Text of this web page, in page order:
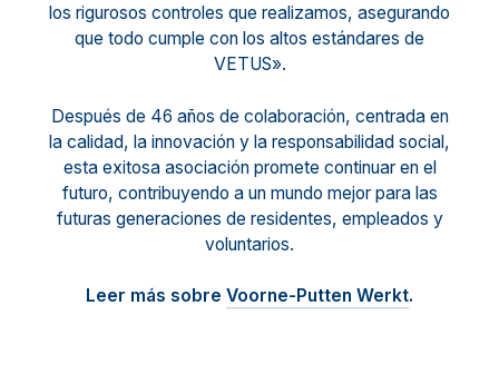
los rigurosos controles que realizamos, asegurando
que todo cumple con los altos estándares de
VETUS».
Después de 46 años de colaboración, centrada en
la calidad, la innovación y la responsabilidad social,
esta exitosa asociación promete continuar en el
futuro, contribuyendo a un mundo mejor para las
futuras generaciones de residentes, empleados y
voluntarios.
Leer más sobre Voorne-Putten Werkt.